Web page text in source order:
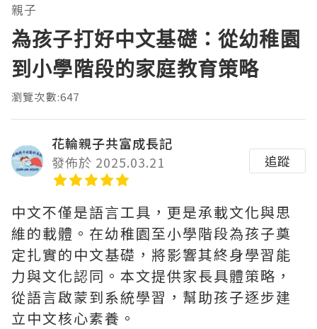
親子
為孩子打好中文基礎：從幼稚園
到小學階段的家庭教育策略
瀏覽次數:647
花輪親子共富成長記
發佈於 2025.03.21
追蹤
中文不僅是語言工具，更是承載文化與思
維的載體。在幼稚園至小學階段為孩子奠
定扎實的中文基礎，將影響其終身學習能
力與文化認同。本文提供家長具體策略，
從語言啟蒙到系統學習，幫助孩子逐步建
立中文核心素養。